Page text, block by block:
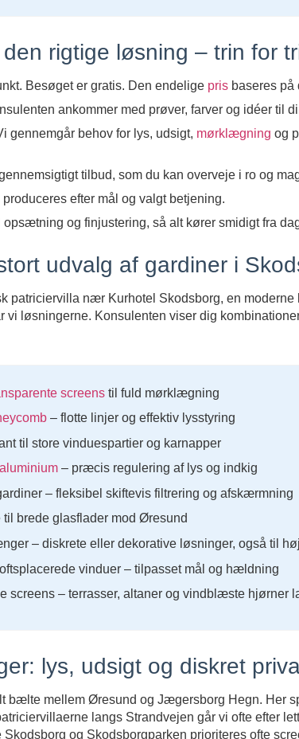
rigtige løsning – trin for
Besøget er gratis. Den endelige pris baseres på
ankommer med prøver, farver og idéer til
gennemgår behov for lys, udsigt, mørklægning og
tilbud, som du kan overveje i ro og
efter mål og valgt betjening.
opsætning og finjustering, så alt kører smidigt fra
udvalg af gardiner i
patriciervilla nær Kurhotel Skodsborg, en
løsningerne. Konsulenten viser dig
screens til fuld mørklægning
– flotte linjer og effektiv lysstyring
til store vinduespartier og karnapper
aluminium – præcis regulering af lys og indkig
– fleksibel skiftevis filtrering og afskærmning
til brede glasflader mod Øresund
– diskrete eller dekorative løsninger, også til
vinduer – tilpasset mål og hældning
screens – terrasser, altaner og vindblæste hjørner
lys, udsigt og diskret
bælte mellem Øresund og Jægersborg Hegn. Her
langs Strandvejen går vi ofte efter
og Skodsborgparken prioriteres ofte